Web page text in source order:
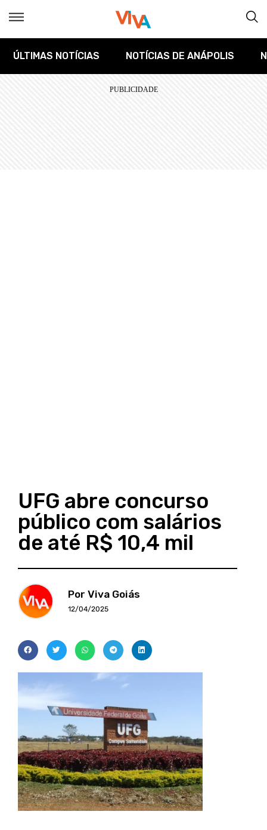
ÚLTIMAS NOTÍCIAS NOTÍCIAS DE ANÁPOLIS
UFG abre concurso
público com salários
de até R$ 10,4 mil
Por Viva Goiás
12/04/2025